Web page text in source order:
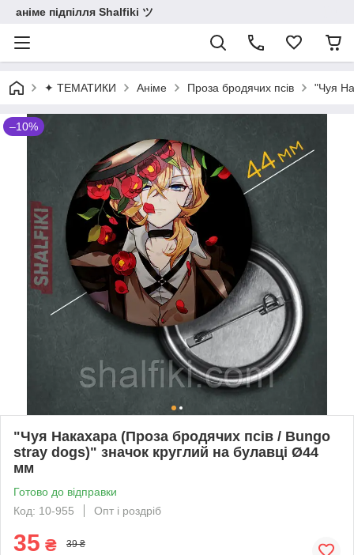
аніме підпілля Shalfiki ツ
✦ ТЕМАТИКИ Аніме Проза бродячих псів "Чуя
–10%
"Чуя Накахара (Проза бродячих псів / Bungo
stray dogs)" значок круглий на булавці Ø44
мм
Готово до відправки
Код: 10-955
Опт і роздріб
35 ₴ 39 ₴